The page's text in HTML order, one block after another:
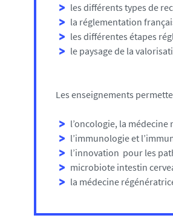
les différents types de
la réglementation
les différentes étapes
le paysage de la
Les enseignements
l’oncologie, la
l’immunologie et
l’innovation pour les
microbiote intestin
la médecine